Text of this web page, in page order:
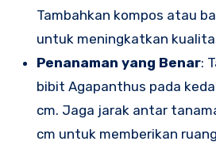
Tambahkan kompos atau
untuk meningkatkan
Penanaman yang Benar:
bibit Agapanthus pada
cm. Jaga jarak antar
cm untuk memberikan